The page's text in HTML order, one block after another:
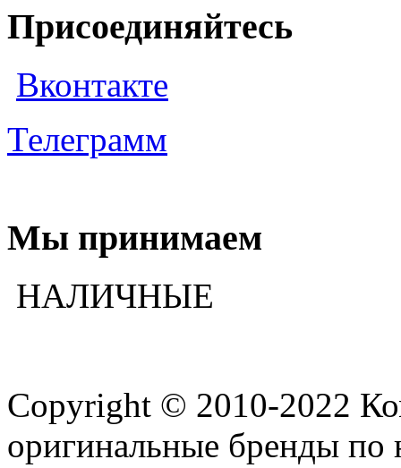
Присоединяйтесь
Вконтакте
Телеграмм
Мы принимаем
НАЛИЧНЫЕ
Copyright © 2010-2022
оригинальные бренды по